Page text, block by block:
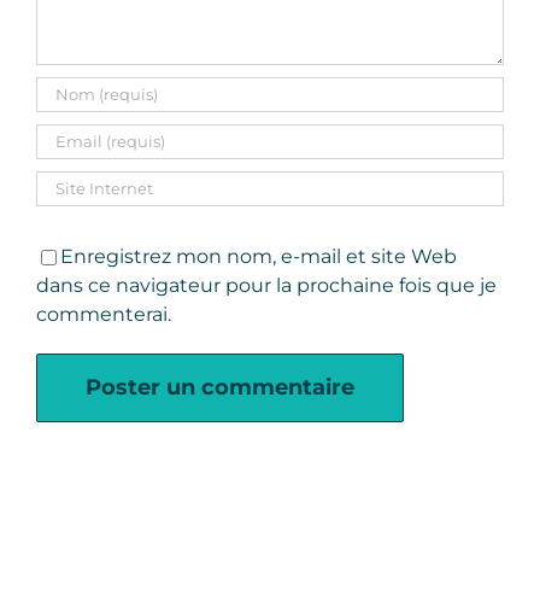
Enregistrez mon nom, e-mail et site Web
dans ce navigateur pour la prochaine fois que je
commenterai.